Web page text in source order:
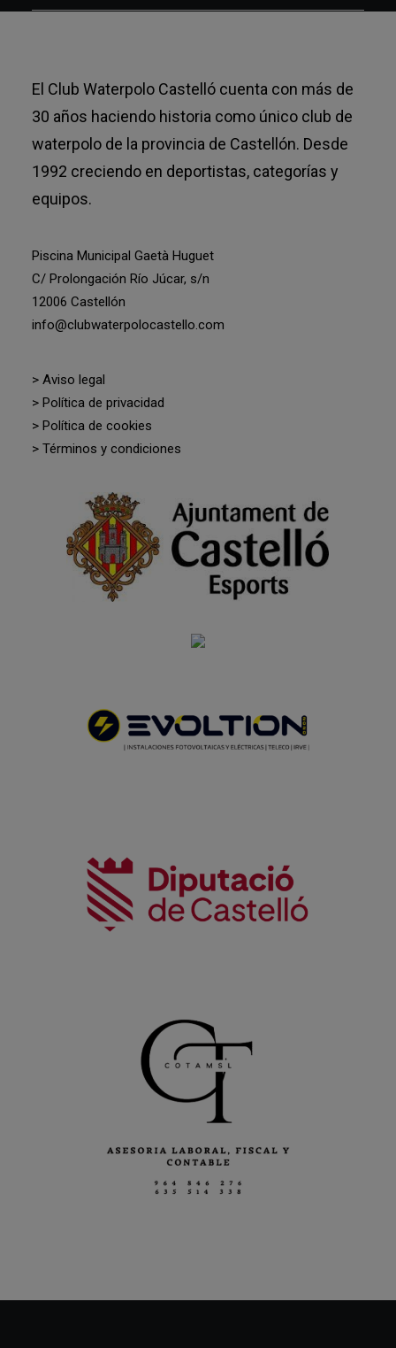
El Club Waterpolo Castelló cuenta con más de
30 años haciendo historia como único club de
waterpolo de la provincia de Castellón. Desde
1992 creciendo en deportistas, categorías y
equipos.
Piscina Municipal Gaetà Huguet
C/ Prolongación Río Júcar, s/n
12006 Castellón
info@clubwaterpolocastello.com
> Aviso legal
> Política de privacidad
> Política de cookies
> Términos y condiciones